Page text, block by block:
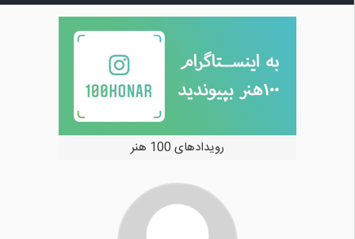
رویدادهای 100 هنر